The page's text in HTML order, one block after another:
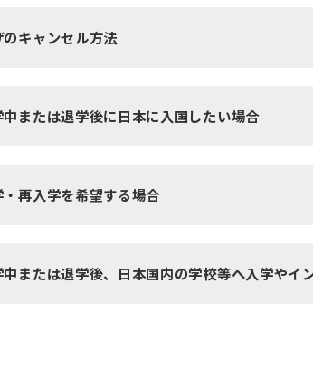
のキャンセル方法
中または退学後に日本に入国したい場合
・再入学を希望する場合
中または退学後、日本国内の学校等へ入学やイ